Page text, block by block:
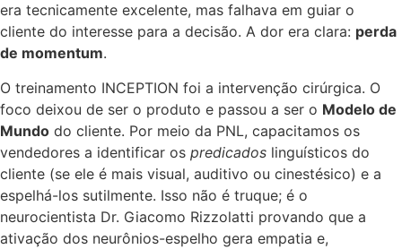
era tecnicamente excelente, mas falhava em guiar o
cliente do interesse para a decisão. A dor era clara: perda
de momentum.
O treinamento INCEPTION foi a intervenção cirúrgica. O
foco deixou de ser o produto e passou a ser o Modelo de
Mundo do cliente. Por meio da PNL, capacitamos os
vendedores a identificar os predicados linguísticos do
cliente (se ele é mais visual, auditivo ou cinestésico) e a
espelhá-los sutilmente. Isso não é truque; é o
neurocientista Dr. Giacomo Rizzolatti provando que a
ativação dos neurônios-espelho gera empatia e,